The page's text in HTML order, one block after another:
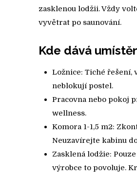
zasklenou lodžii. Vždy
vyvětrat po saunování.
Kde dává
Ložnice: Tiché řešení,
neblokují postel.
Pracovna nebo pokoj
wellness.
Komora 1-1,5 m2:
Neuzavírejte kabinu
Zasklená lodžie:
výrobce to povoluje.